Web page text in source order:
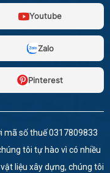
Youtube
Zalo
Pinterest
mã số thuế 0317809833
tôi tự hào vì có nhiều
liệu xây dựng, chúng tôi